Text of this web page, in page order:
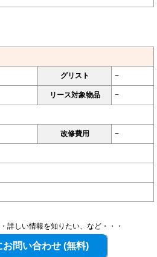
グリスト −
リース対象物品 −
改修費用 −
詳しい情報を知りたい、など・・・